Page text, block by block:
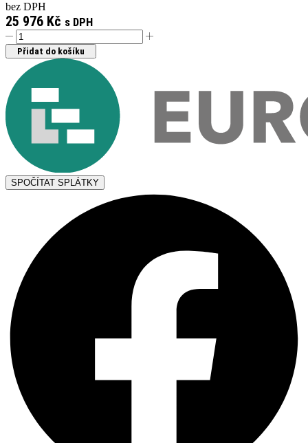
bez DPH
25 976 Kč s DPH
CHLADÍCI
VITRÍNA
WR-
MIDI-
R2
Přidat do košíku
SPOČÍTAT SPLÁTKY